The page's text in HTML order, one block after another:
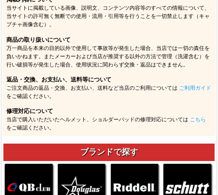
当サイトに掲載している画像、説明文、コンテンツ内容等のすべての情報について、
当サイトの許可無く無断での使用・流用・引用等を行うことを一切禁止します（キャ
プチャ画像含む）。
商品の取り扱いについて
万一商品を本来の目的以外で使用して事故等が発生した場合、当店では一切の責任を
負いかねます。またメーカーおよび当店が推奨する以外の方法で管理（洗濯含む）を
行い破損等が発生した場合、使用状況に関わらず交換・返品はできません。
返品・交換、お支払い、送料等について
ご注文商品の返品・交換、お支払い、送料など当店のご利用については ご利用ガイド
をご確認ください。
修理対応について
当店で購入いただいたヘルメット、ショルダーパッドの修理対応については こちら
をご確認ください。
ブランドで探す